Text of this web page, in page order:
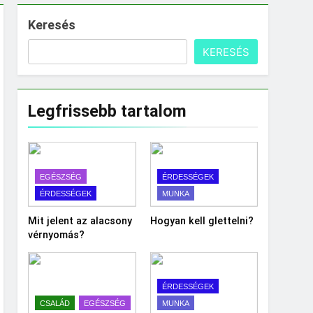
Keresés
KERESÉS
Legfrissebb tartalom
EGÉSZSÉG
ÉRDESSÉGEK
Mit jelent az alacsony
vérnyomás?
ÉRDESSÉGEK
MUNKA
Hogyan kell glettelni?
CSALÁD EGÉSZSÉG
ÉRDESSÉGEK
MUNKA